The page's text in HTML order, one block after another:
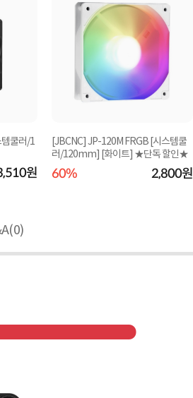
템쿨러/1
원
[JBCNC] JP-120M FRGB [시스템쿨
러/120mm] [화이트] ★단독 할인★
60% 2,800원
0)